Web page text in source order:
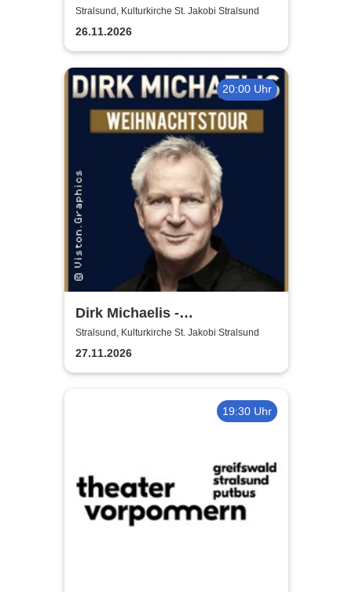
Weihnachten 2026
Stralsund, Kulturkirche St. Jakobi Stralsund
26.11.2026
20:00 Uhr
Dirk Michaelis -
Weihnachtstournee 2026
Stralsund, Kulturkirche St. Jakobi Stralsund
27.11.2026
19:30 Uhr